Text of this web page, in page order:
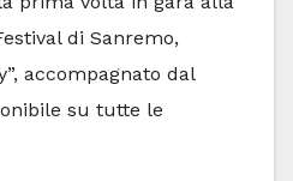
di Sanremo,
accompagnato dal
su tutte le